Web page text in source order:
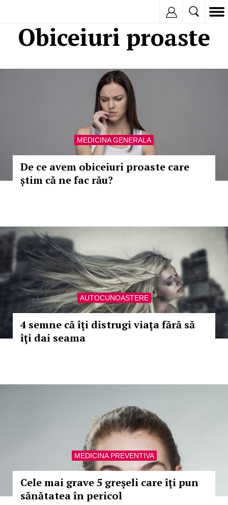
Obiceiuri proaste
MEDICINA GENERALA
De ce avem obiceiuri proaste care
știm că ne fac rău?
AUTOCUNOASTERE
4 semne că îţi distrugi viaţa fără să
îţi dai seama
MEDICINA PREVENTIVA
Cele mai grave 5 greşeli care îţi pun
sănătatea în pericol